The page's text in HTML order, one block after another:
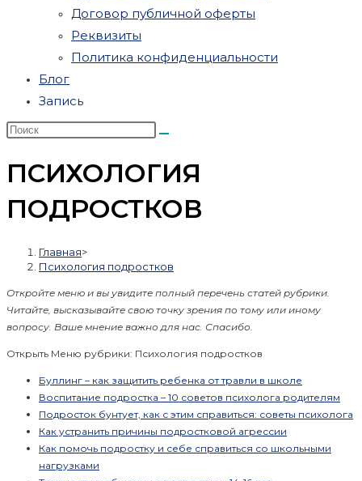
Договор публичной оферты
Реквизиты
Политика конфиденциальности
Блог
Запись
ПСИХОЛОГИЯ
ПОДРОСТКОВ
Главная>
Психология подростков
Откройте меню и вы увидите полный перечень статей рубрики.
Читайте, высказывайте свою точку зрения по тому или иному
вопросу. Ваше мнение важно для нас. Спасибо.
Открыть Меню рубрики: Психология подростков
Буллинг – как защитить ребенка от травли в школе
Воспитание подростка – 10 советов психолога родителям
Подросток бунтует, как с этим справиться: советы психолога
Как устранить причины подростковой агрессии
Как помочь подростку и себе справиться со школьными
нагрузками